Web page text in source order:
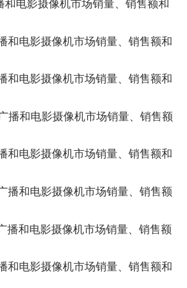
和电影摄像机市场销量、销售额和
和电影摄像机市场销量、销售额和
和电影摄像机市场销量、销售额和
播和电影摄像机市场销量、销售额
和电影摄像机市场销量、销售额和
播和电影摄像机市场销量、销售额
播和电影摄像机市场销量、销售额
和电影摄像机市场销量、销售额和